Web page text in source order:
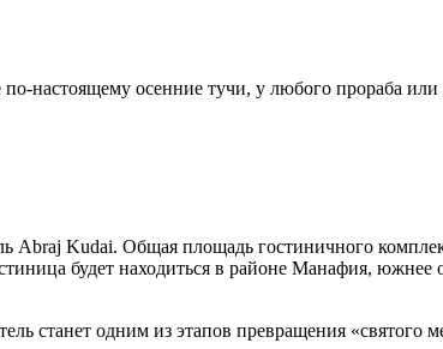
настоящему осенние тучи, у любого прораба или
Kudai. Общая площадь гостиничного
будет находиться в районе Манафия,
станет одним из этапов превращения «святого